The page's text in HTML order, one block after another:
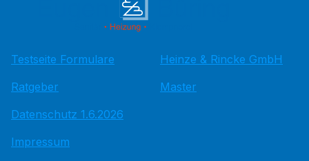
Testseite Formulare
Ratgeber
Datenschutz 1.6.2026
Impressum
Heinze & Rincke GmbH
Master